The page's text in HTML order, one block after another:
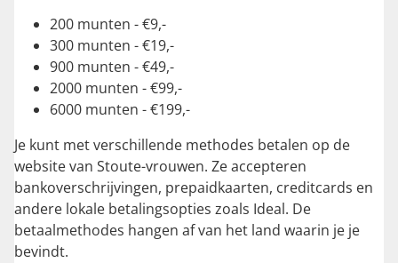
200 munten - €9,-
300 munten - €19,-
900 munten - €49,-
2000 munten - €99,-
6000 munten - €199,-
Je kunt met verschillende methodes betalen op de
website van Stoute-vrouwen. Ze accepteren
bankoverschrijvingen, prepaidkaarten, creditcards en
andere lokale betalingsopties zoals Ideal. De
betaalmethodes hangen af van het land waarin je je
bevindt.